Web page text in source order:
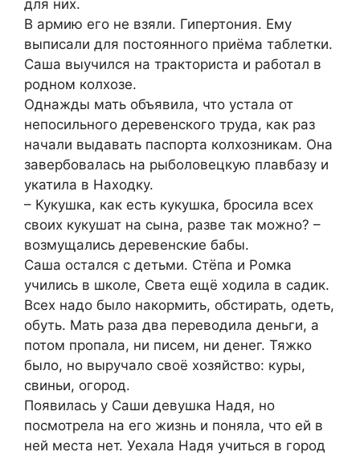
для них.
В армию его не взяли. Гипертония. Ему
выписали для постоянного приёма таблетки.
Саша выучился на тракториста и работал в
родном колхозе.
Однажды мать объявила, что устала от
непосильного деревенского труда, как раз
начали выдавать паспорта колхозникам. Она
завербовалась на рыболовецкую плавбазу и
укатила в Находку.
– Кукушка, как есть кукушка, бросила всех
своих кукушат на сына, разве так можно? –
возмущались деревенские бабы.
Саша остался с детьми. Стёпа и Ромка
учились в школе, Света ещё ходила в садик.
Всех надо было накормить, обстирать, одеть,
обуть. Мать раза два переводила деньги, а
потом пропала, ни писем, ни денег. Тяжко
было, но выручало своё хозяйство: куры,
свиньи, огород.
Появилась у Саши девушка Надя, но
посмотрела на его жизнь и поняла, что ей в
ней места нет. Уехала Надя учиться в город